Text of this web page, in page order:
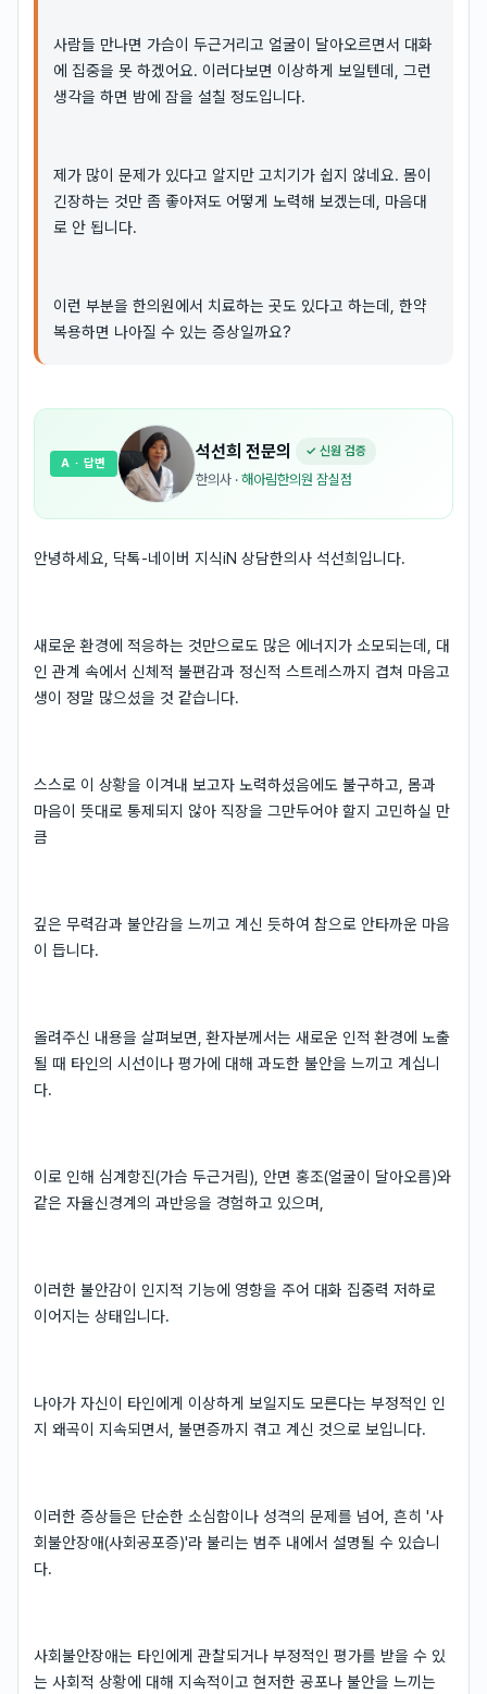
사람들 만나면 가슴이 두근거리고 얼굴이 달아오르면서 대화
에 집중을 못 하겠어요. 이러다보면 이상하게 보일텐데, 그런
생각을 하면 밤에 잠을 설칠 정도입니다.
제가 많이 문제가 있다고 알지만 고치기가 쉽지 않네요. 몸이
긴장하는 것만 좀 좋아져도 어떻게 노력해 보겠는데, 마음대
로 안 됩니다.
이런 부분을 한의원에서 치료하는 곳도 있다고 하는데, 한약
복용하면 나아질 수 있는 증상일까요?
석선희 전문의 ✓ 신원 검증
한의사 · 해아림한의원 잠실점
A · 답변
안녕하세요, 닥톡-네이버 지식iN 상담한의사 석선희입니다.
새로운 환경에 적응하는 것만으로도 많은 에너지가 소모되는데, 대
인 관계 속에서 신체적 불편감과 정신적 스트레스까지 겹쳐 마음고
생이 정말 많으셨을 것 같습니다.
스스로 이 상황을 이겨내 보고자 노력하셨음에도 불구하고, 몸과
마음이 뜻대로 통제되지 않아 직장을 그만두어야 할지 고민하실 만
큼
깊은 무력감과 불안감을 느끼고 계신 듯하여 참으로 안타까운 마음
이 듭니다.
올려주신 내용을 살펴보면, 환자분께서는 새로운 인적 환경에 노출
될 때 타인의 시선이나 평가에 대해 과도한 불안을 느끼고 계십니
다.
이로 인해 심계항진(가슴 두근거림), 안면 홍조(얼굴이 달아오름)와
같은 자율신경계의 과반응을 경험하고 있으며,
이러한 불안감이 인지적 기능에 영향을 주어 대화 집중력 저하로
이어지는 상태입니다.
나아가 자신이 타인에게 이상하게 보일지도 모른다는 부정적인 인
지 왜곡이 지속되면서, 불면증까지 겪고 계신 것으로 보입니다.
이러한 증상들은 단순한 소심함이나 성격의 문제를 넘어, 흔히 '사
회불안장애(사회공포증)'라 불리는 범주 내에서 설명될 수 있습니
다.
사회불안장애는 타인에게 관찰되거나 부정적인 평가를 받을 수 있
는 사회적 상황에 대해 지속적이고 현저한 공포나 불안을 느끼는